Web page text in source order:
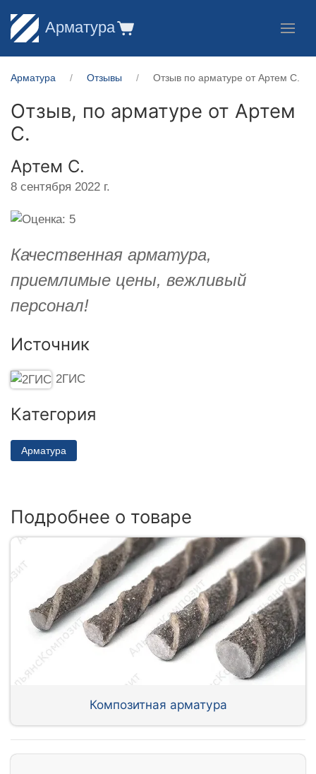
Арматура
Арматура Отзывы Отзыв по арматуре от Артем С.
Отзыв, по арматуре от Артем
С.
Артем С.
8 сентября 2022 г.
Качественная арматура,
приемлимые цены, вежливый
персонал!
Источник
2ГИС
Категория
Арматура
Подробнее о товаре
Композитная арматура